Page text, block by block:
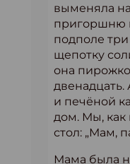
выменяла
пригоршню
подполе
щепотку
она
двенадцать.
и печёной
дом. Мы, как
стол: „Мам,
Мама была